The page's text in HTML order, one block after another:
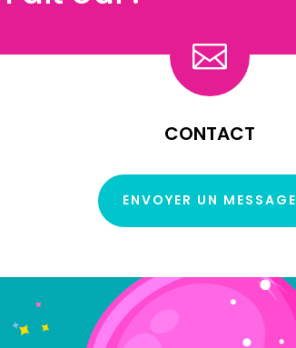

CONTACT
ENVOYER UN MESSAGE